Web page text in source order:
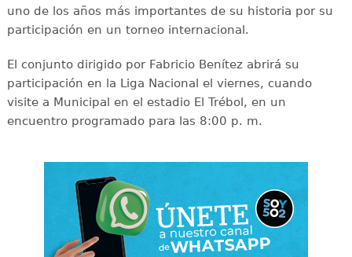
uno de los años más importantes de su historia por su
participación en un torneo internacional.
El conjunto dirigido por Fabricio Benítez abrirá su
participación en la Liga Nacional el viernes, cuando
visite a Municipal en el estadio El Trébol, en un
encuentro programado para las 8:00 p. m.